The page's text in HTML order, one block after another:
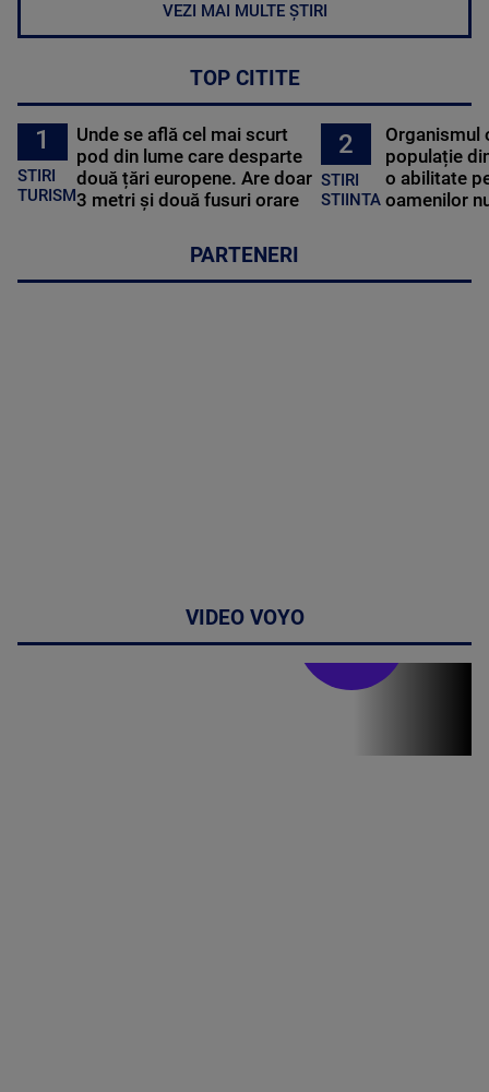
VEZI MAI MULTE ȘTIRI
TOP CITITE
1
STIRI
TURISM
Unde se află cel mai scurt
pod din lume care desparte
două țări europene. Are doar
3 metri și două fusuri orare
2
STIRI
STIINTA
Organismul
populație
o abilitate
oamenilor
PARTENERI
VIDEO VOYO